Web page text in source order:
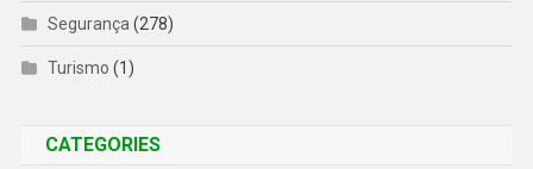
Segurança (278)
Turismo (1)
CATEGORIES